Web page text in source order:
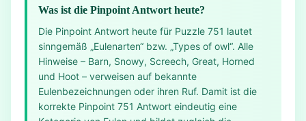
Was ist die Pinpoint Antwort heute?
Die Pinpoint Antwort heute für Puzzle 751 lautet
sinngemäß „Eulenarten“ bzw. „Types of owl“. Alle
Hinweise – Barn, Snowy, Screech, Great, Horned
und Hoot – verweisen auf bekannte
Eulenbezeichnungen oder ihren Ruf. Damit ist die
korrekte Pinpoint 751 Antwort eindeutig eine